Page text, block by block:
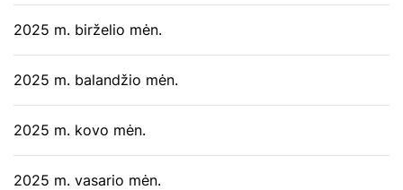
2025 m. birželio mėn.
2025 m. balandžio mėn.
2025 m. kovo mėn.
2025 m. vasario mėn.